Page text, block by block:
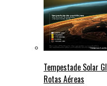
Tempestade Solar
Rotas Aéreas